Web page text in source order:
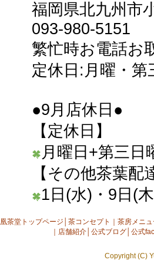
福岡県北九州市
093-980-5151
繁忙時お電話お
定休日:月曜・第
●9月店休日●
【定休日】
月曜日+第三日
【その他茶葉配
1日(水)・9日(
凰茶堂トップページ 茶コンセプト
茶房メニ
店舗紹介 公式ブログ 公式
Copyright (C)